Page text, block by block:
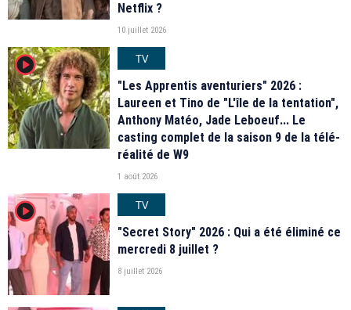
Netflix ?
10 juillet 2026
player2
TV
"Les Apprentis aventuriers" 2026 :
Laureen et Tino de "L'île de la tentation",
Anthony Matéo, Jade Leboeuf... Le
casting complet de la saison 9 de la télé-
réalité de W9
1 août 2026
player2
TV
"Secret Story" 2026 : Qui a été éliminé ce
mercredi 8 juillet ?
8 juillet 2026